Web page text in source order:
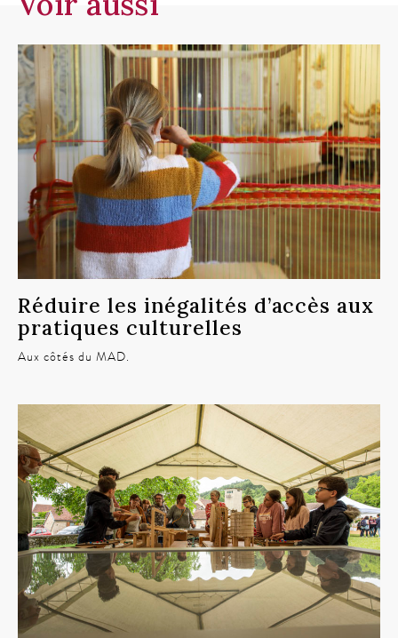
Réduire les inégalités d’accès aux
pratiques culturelles
Aux côtés du MAD.